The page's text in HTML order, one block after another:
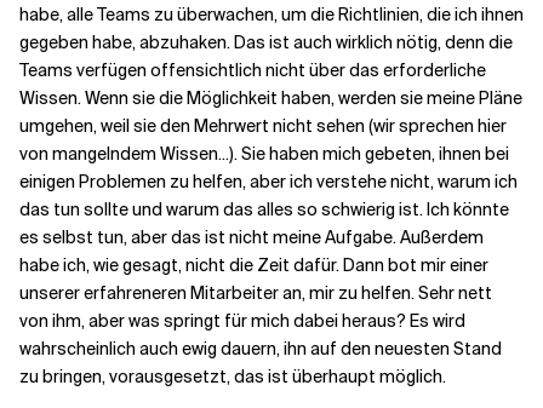
habe, alle Teams zu überwachen, um die Richtlinien, die ich ihnen
gegeben habe, abzuhaken. Das ist auch wirklich nötig, denn die
Teams verfügen offensichtlich nicht über das erforderliche
Wissen. Wenn sie die Möglichkeit haben, werden sie meine Pläne
umgehen, weil sie den Mehrwert nicht sehen (wir sprechen hier
von mangelndem Wissen...). Sie haben mich gebeten, ihnen bei
einigen Problemen zu helfen, aber ich verstehe nicht, warum ich
das tun sollte und warum das alles so schwierig ist. Ich könnte
es selbst tun, aber das ist nicht meine Aufgabe. Außerdem
habe ich, wie gesagt, nicht die Zeit dafür. Dann bot mir einer
unserer erfahreneren Mitarbeiter an, mir zu helfen. Sehr nett
von ihm, aber was springt für mich dabei heraus? Es wird
wahrscheinlich auch ewig dauern, ihn auf den neuesten Stand
zu bringen, vorausgesetzt, das ist überhaupt möglich.